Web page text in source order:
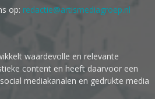
op: redactie@artismediagroep.nl
waardevolle en relevante
content en heeft daarvoor een
mediakanalen en gedrukte media